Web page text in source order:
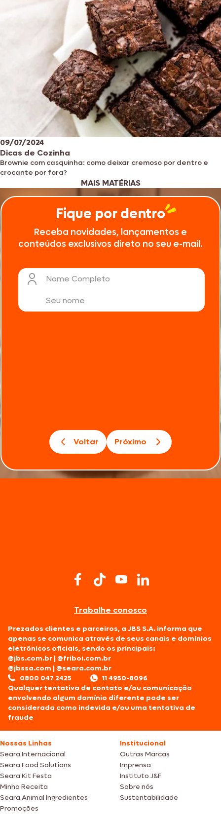
09/07/2024
Dicas de Cozinha
Brownie com casquinha: como deixar cremoso por dentro e
crocante por fora?
MAIS MATÉRIAS
Fique por dentro
Receba novidades, lançamentos e
conteúdos exclusivos direto no seu e-mail.
Nome Completo
Voltar Próximo
Trabalhe conosco
Prezados clientes e parceiros, a JBS S.A. informa que
apenas se comunica através de seus canais e domínios
eletrônicos oficiais, sendo os principais:
@jbs.com.br |@friboi.com.br
@jbssa.com |@seara.com.br
0800 047 2425
11 4950-8096
Qualquer tentativa de contato e/ou comunicação
envolvendo algum domínio diferente pode ser
considerada como indevida e/ou uma tentativa de
fraude
Nossas Linhas
Seara Internacional
Seara Food Solutions
Seara Kit Festa
Minha Receita
Seara Animal Ingredientes
Promoções
Institucional
Outras Marcas
Imprensa
Instituto J&F
Sobre nós
Sustentabilidade